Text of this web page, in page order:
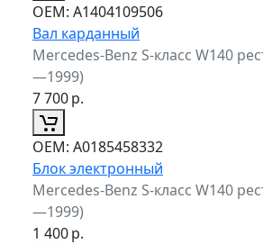
ОЕМ: A1404109506
Вал карданный
Mercedes-Benz S-класс W140
—1999)
7 700р.
ОЕМ: A0185458332
Блок электронный
Mercedes-Benz S-класс W140
—1999)
1 400р.